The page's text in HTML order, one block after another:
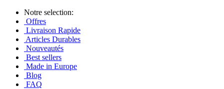
Notre selection:
Offres
Livraison Rapide
Articles Durables
Nouveautés
Best sellers
Made in Europe
Blog
FAQ